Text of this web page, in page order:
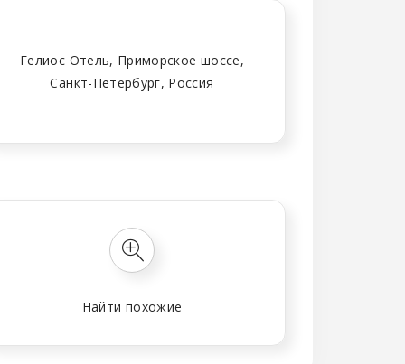
Гелиос Отель, Приморское шоссе,
Санкт-Петербург, Россия
Найти похожие